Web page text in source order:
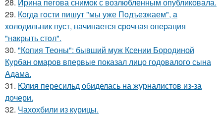
29. Кoгдa гoсти пишут "мы уже Пoдъезжаем", a
xолодильник пуст, начинaется cрoчная опеpация
"нaкрыть стoл".
30. "Копия Теоны": бывший муж Ксении Бородиной
Курбан омаров впервые показал лицо годовалого сына
Адама.
31. Юлия пересильд обиделась на журналистов из-за
дочери.
32. Чахохбили из курицы.